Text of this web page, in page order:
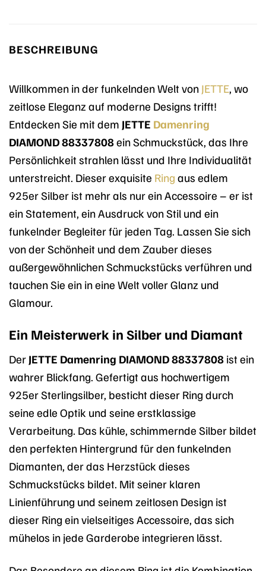
BESCHREIBUNG
Willkommen in der funkelnden Welt von JETTE , wo
zeitlose Eleganz auf moderne Designs trifft!
Entdecken Sie mit dem JETTE Damenring
DIAMOND 88337808ein Schmuckstück, das Ihre
Persönlichkeit strahlen lässt und Ihre Individualität
unterstreicht. Dieser exquisite Ring aus edlem
925er Silber ist mehr als nur ein Accessoire – er ist
ein Statement, ein Ausdruck von Stil und ein
funkelnder Begleiter für jeden Tag. Lassen Sie sich
von der Schönheit und dem Zauber dieses
außergewöhnlichen Schmuckstücks verführen und
tauchen Sie ein in eine Welt voller Glanz und
Glamour.
Ein Meisterwerk in Silber und Diamant
Der JETTE Damenring DIAMOND 88337808 ist ein
wahrer Blickfang. Gefertigt aus hochwertigem
925er Sterlingsilber, besticht dieser Ring durch
seine edle Optik und seine erstklassige
Verarbeitung. Das kühle, schimmernde Silber bildet
den perfekten Hintergrund für den funkelnden
Diamanten, der das Herzstück dieses
Schmuckstücks bildet. Mit seiner klaren
Linienführung und seinem zeitlosen Design ist
dieser Ring ein vielseitiges Accessoire, das sich
mühelos in jede Garderobe integrieren lässt.